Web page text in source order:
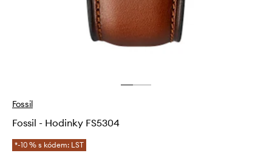
Fossil
Fossil - Hodinky FS5304
*-10 % s kódem: LST